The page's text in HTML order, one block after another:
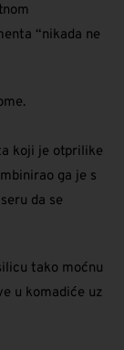
“nikada ne
koji je otprilike
ga je s
da se
tako moćnu
u komadiće uz